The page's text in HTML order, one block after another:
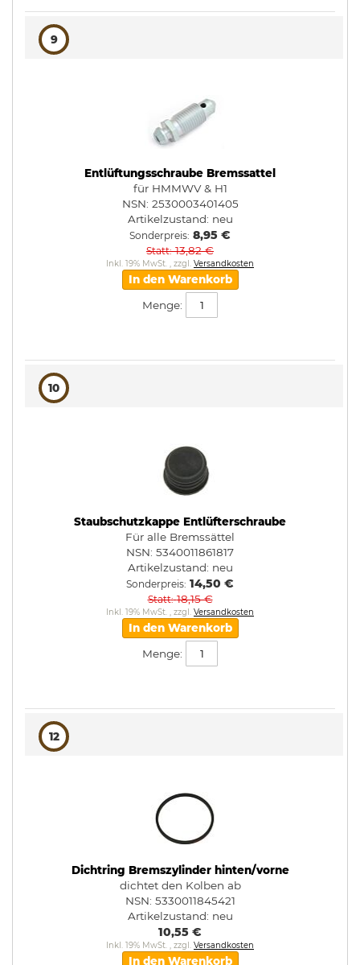
9
Entlüftungsschraube Bremssattel
für HMMWV & H1
NSN: 2530003401405
Artikelzustand: neu
Sonderpreis 8,95 €
Statt 13,82 €
Inkl. 19% MwSt. , zzgl. Versandkosten
In den Warenkorb
Menge:
10
Staubschutzkappe Entlüfterschraube
Für alle Bremssättel
NSN: 5340011861817
Artikelzustand: neu
Sonderpreis 14,50 €
Statt 18,15 €
Inkl. 19% MwSt. , zzgl. Versandkosten
In den Warenkorb
Menge:
12
Dichtring Bremszylinder hinten/vorne
dichtet den Kolben ab
NSN: 5330011845421
Artikelzustand: neu
10,55 €
Inkl. 19% MwSt. , zzgl. Versandkosten
In den Warenkorb